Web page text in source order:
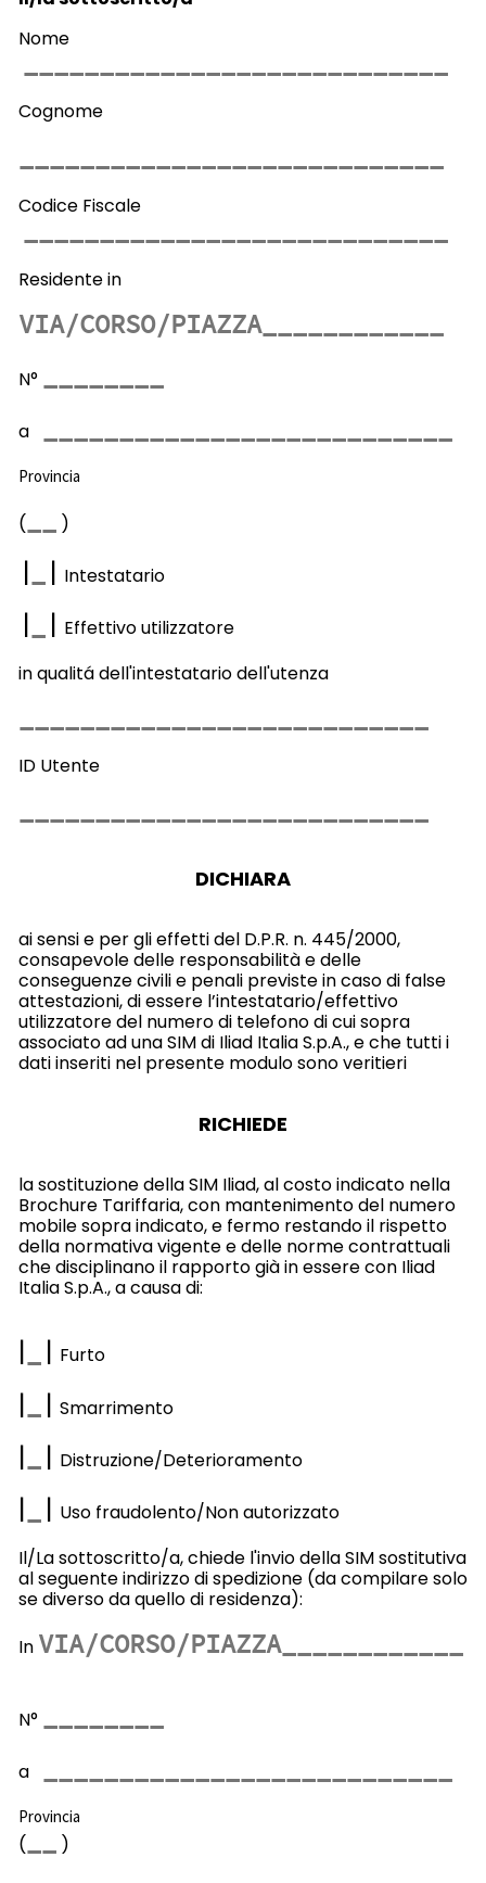
Nome
Cognome
Codice Fiscale
Residente in
N°
a
Provincia
( )
| | Intestatario
| | Effettivo utilizzatore
in qualitá dell'intestatario dell'utenza
ID Utente
DICHIARA
ai sensi e per gli effetti del D.P.R. n. 445/2000,
consapevole delle responsabilità e delle
conseguenze civili e penali previste in caso di false
attestazioni, di essere l’intestatario/effettivo
utilizzatore del numero di telefono di cui sopra
associato ad una SIM di Iliad Italia S.p.A., e che tutti i
dati inseriti nel presente modulo sono veritieri
RICHIEDE
la sostituzione della SIM Iliad, al costo indicato nella
Brochure Tariffaria, con mantenimento del numero
mobile sopra indicato, e fermo restando il rispetto
della normativa vigente e delle norme contrattuali
che disciplinano il rapporto già in essere con Iliad
Italia S.p.A., a causa di:
| | Furto
| | Smarrimento
| | Distruzione/Deterioramento
| | Uso fraudolento/Non autorizzato
Il/La sottoscritto/a, chiede l'invio della SIM sostitutiva
al seguente indirizzo di spedizione (da compilare solo
se diverso da quello di residenza):
In
N°
a
Provincia
( )